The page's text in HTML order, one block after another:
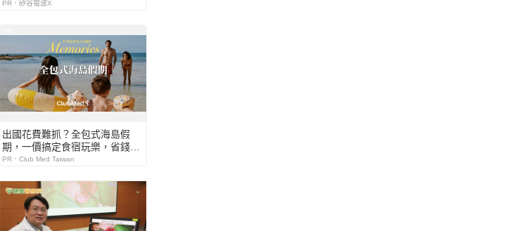
齡好膚質
PR．矽谷電波X
出國花費難抓？全包式海島假
期，一價搞定食宿玩樂，省錢更
省心！
PR．Club Med Taiwan